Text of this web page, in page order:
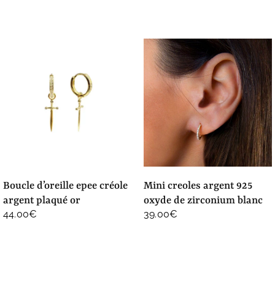
boucle d’oreille epee créole
argent plaqué or
44.00€
mini creoles argent 925
oxyde de zirconium blanc
39.00€